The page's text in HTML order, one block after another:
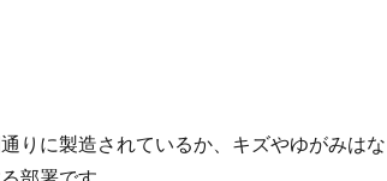
りに製造されているか、キズやゆがみはな